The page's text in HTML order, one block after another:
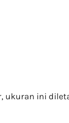
ukuran ini